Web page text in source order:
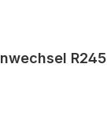
R245